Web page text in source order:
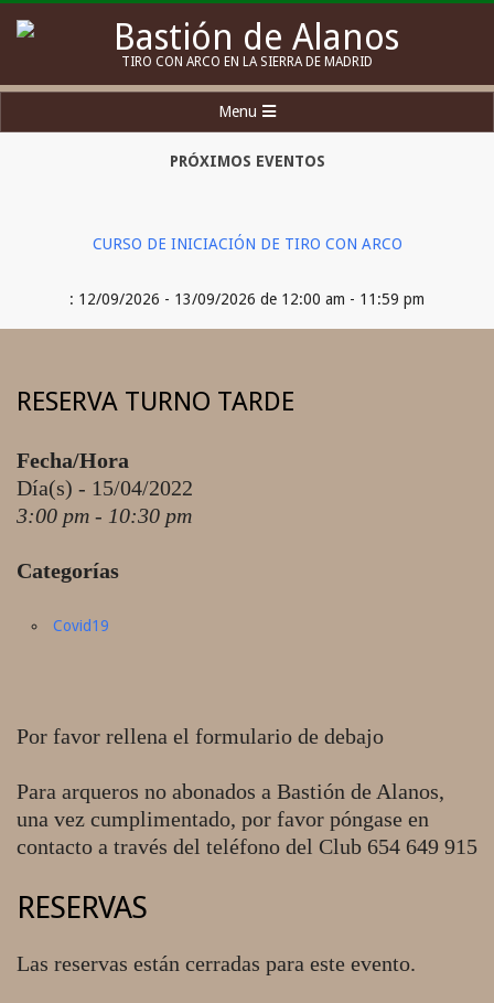
Bastión
de
Alanos
TIRO CON ARCO EN LA SIERRA DE MADRID
Navigation
Menu
PRÓXIMOS EVENTOS
CURSO DE INICIACIÓN DE TIRO CON ARCO
: 12/09/2026 - 13/09/2026 de 12:00 am - 11:59 pm
RESERVA TURNO TARDE
Fecha/Hora
Día(s) - 15/04/2022
3:00 pm - 10:30 pm
Categorías
Covid19
Por favor rellena el formulario de debajo
Para arqueros no abonados a Bastión de Alanos,
una vez cumplimentado, por favor póngase en
contacto a través del teléfono del Club 654 649 915
RESERVAS
Las reservas están cerradas para este evento.